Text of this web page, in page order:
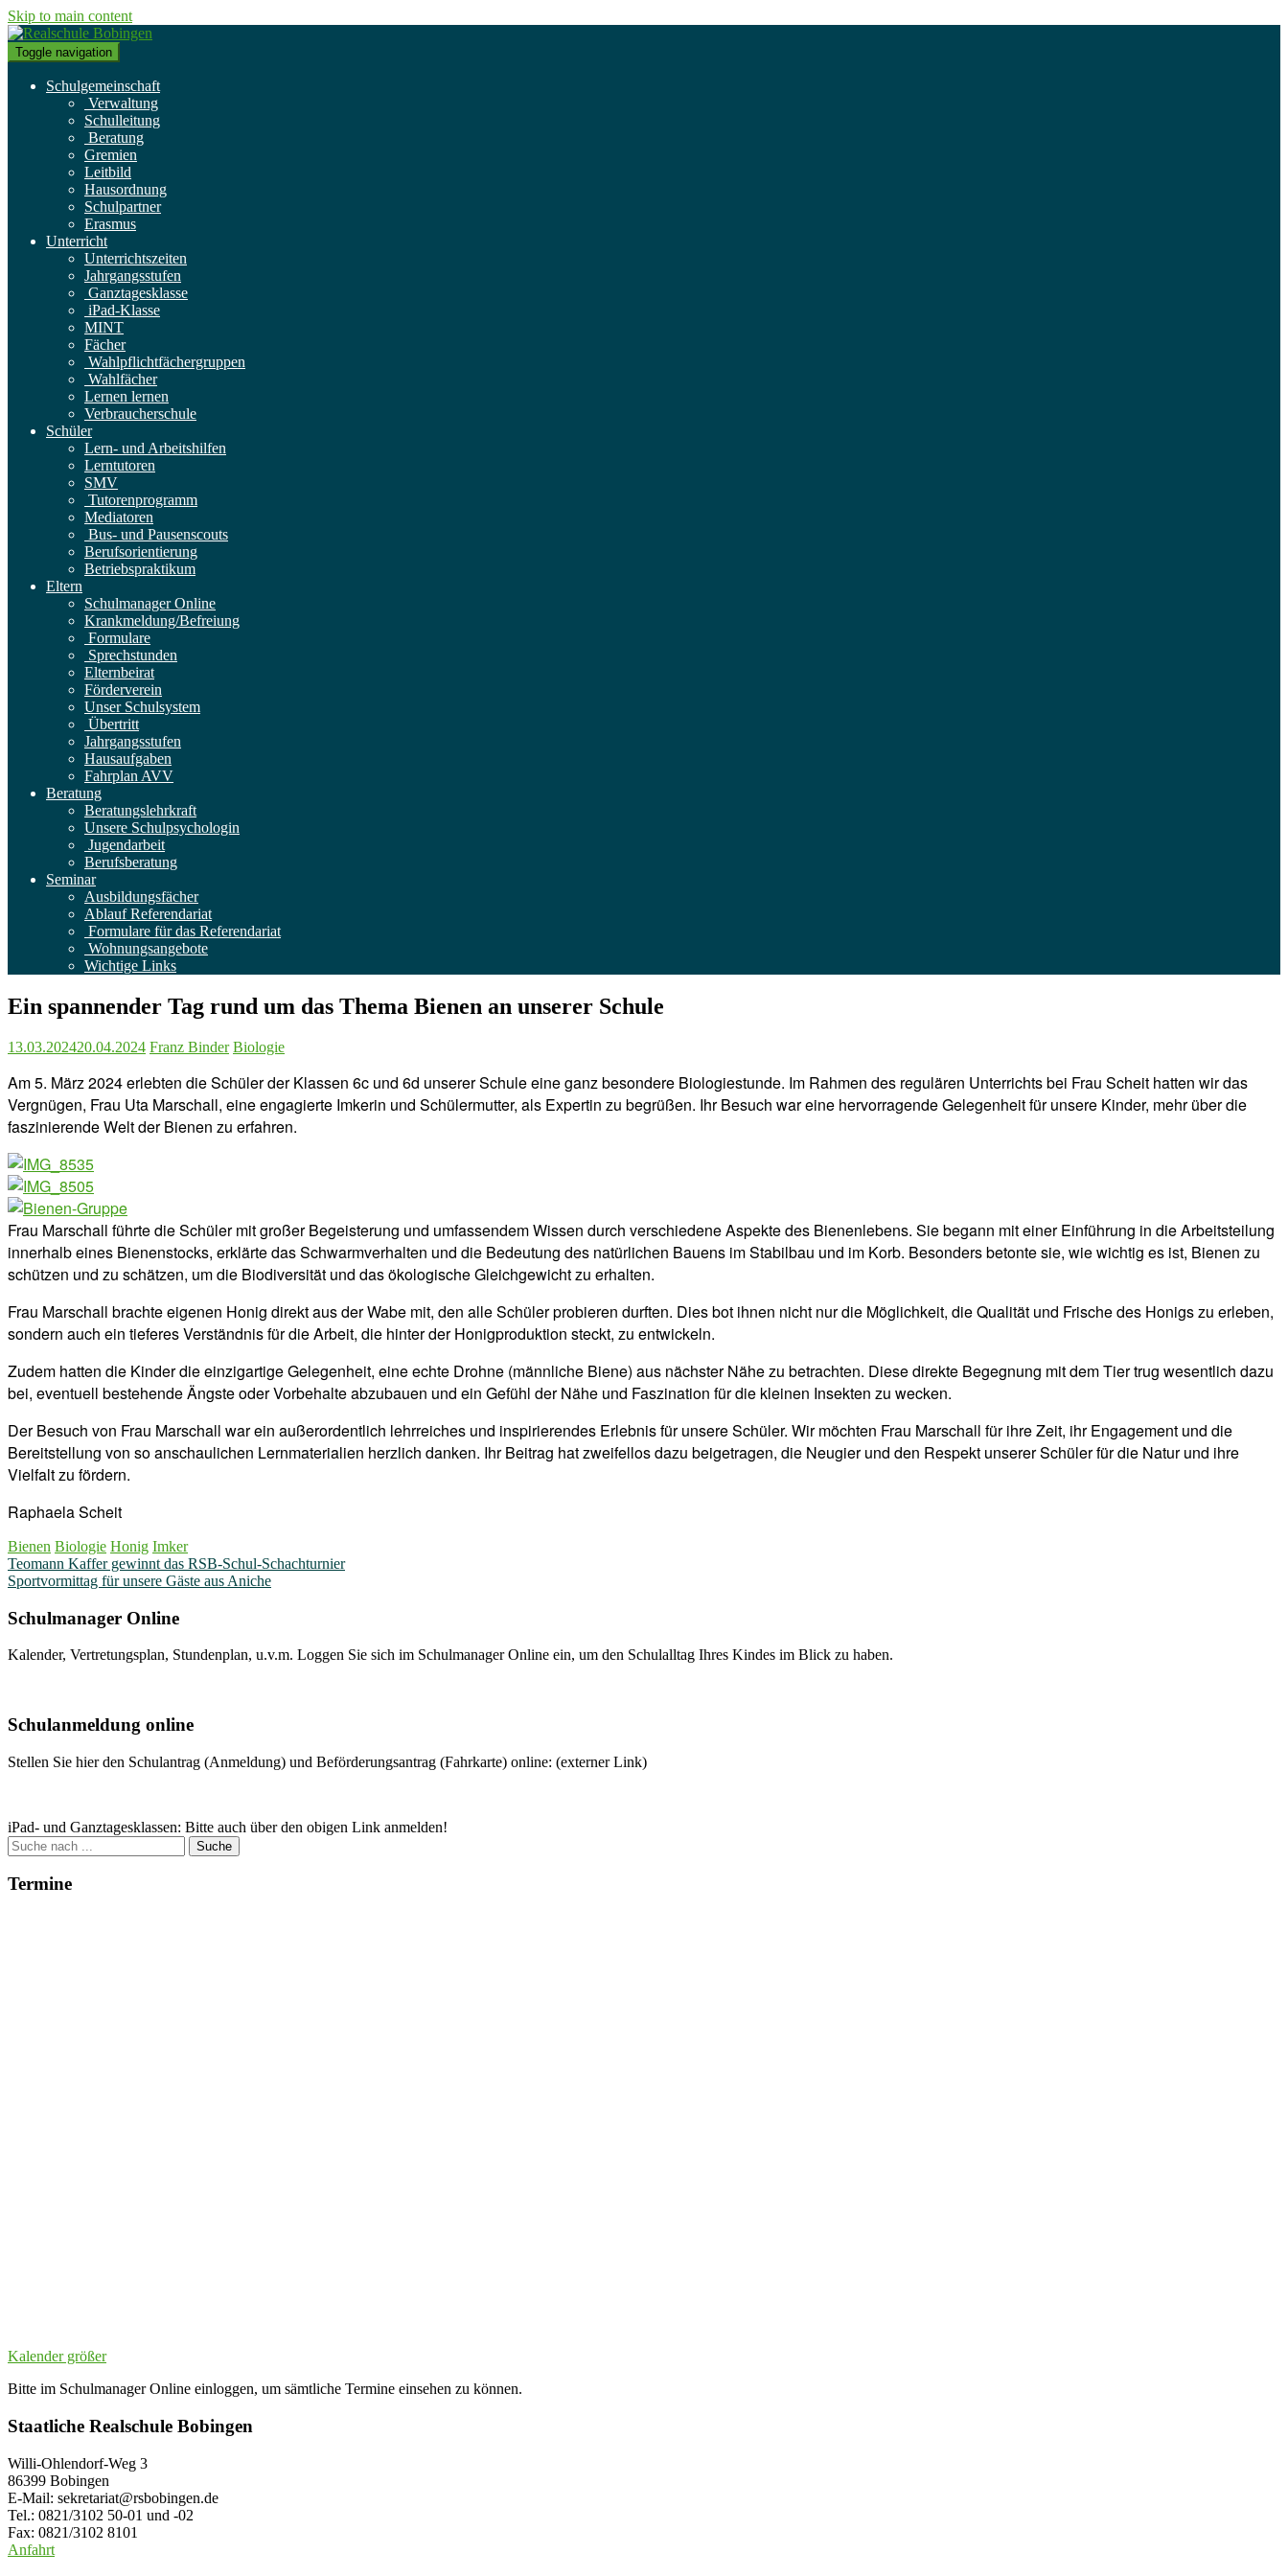
Skip to main content
Toggle navigation
Schulgemeinschaft
Verwaltung
Schulleitung
Beratung
Gremien
Leitbild
Hausordnung
Schulpartner
Erasmus
Unterricht
Unterrichtszeiten
Jahrgangsstufen
Ganztagesklasse
iPad-Klasse
MINT
Fächer
Wahlpflichtfächergruppen
Wahlfächer
Lernen lernen
Verbraucherschule
Schüler
Lern- und Arbeitshilfen
Lerntutoren
SMV
Tutorenprogramm
Mediatoren
Bus- und Pausenscouts
Berufsorientierung
Betriebspraktikum
Eltern
Schulmanager Online
Krankmeldung/Befreiung
Formulare
Sprechstunden
Elternbeirat
Förderverein
Unser Schulsystem
Übertritt
Jahrgangsstufen
Hausaufgaben
Fahrplan AVV
Beratung
Beratungslehrkraft
Unsere Schulpsychologin
Jugendarbeit
Berufsberatung
Seminar
Ausbildungsfächer
Ablauf Referendariat
Formulare für das Referendariat
Wohnungsangebote
Wichtige Links
Ein spannender Tag rund um das Thema Bienen an unserer Schule
13.03.202420.04.2024 Franz Binder Biologie
Am 5. März 2024 erlebten die Schüler der Klassen 6c und 6d unserer Schule eine ganz besondere Biologiestunde. Im Rahmen des regulären Unterrichts bei Frau Scheit hatten wir das
Vergnügen, Frau Uta Marschall, eine engagierte Imkerin und Schülermutter, als Expertin zu begrüßen. Ihr Besuch war eine hervorragende Gelegenheit für unsere Kinder, mehr über die
faszinierende Welt der Bienen zu erfahren.
Frau Marschall führte die Schüler mit großer Begeisterung und umfassendem Wissen durch verschiedene Aspekte des Bienenlebens. Sie begann mit einer Einführung in die Arbeitsteilung
innerhalb eines Bienenstocks, erklärte das Schwarmverhalten und die Bedeutung des natürlichen Bauens im Stabilbau und im Korb. Besonders betonte sie, wie wichtig es ist, Bienen zu
schützen und zu schätzen, um die Biodiversität und das ökologische Gleichgewicht zu erhalten.
Frau Marschall brachte eigenen Honig direkt aus der Wabe mit, den alle Schüler probieren durften. Dies bot ihnen nicht nur die Möglichkeit, die Qualität und Frische des Honigs zu erleben,
sondern auch ein tieferes Verständnis für die Arbeit, die hinter der Honigproduktion steckt, zu entwickeln.
Zudem hatten die Kinder die einzigartige Gelegenheit, eine echte Drohne (männliche Biene) aus nächster Nähe zu betrachten. Diese direkte Begegnung mit dem Tier trug wesentlich dazu
bei, eventuell bestehende Ängste oder Vorbehalte abzubauen und ein Gefühl der Nähe und Faszination für die kleinen Insekten zu wecken.
Der Besuch von Frau Marschall war ein außerordentlich lehrreiches und inspirierendes Erlebnis für unsere Schüler. Wir möchten Frau Marschall für ihre Zeit, ihr Engagement und die
Bereitstellung von so anschaulichen Lernmaterialien herzlich danken. Ihr Beitrag hat zweifellos dazu beigetragen, die Neugier und den Respekt unserer Schüler für die Natur und ihre
Vielfalt zu fördern.
Raphaela Scheit
Bienen Biologie Honig Imker
Beitragsnavigation
Teomann Kaffer gewinnt das RSB-Schul-Schachturnier
Sportvormittag für unsere Gäste aus Aniche
Schulmanager Online
Kalender, Vertretungsplan, Stundenplan, u.v.m. Loggen Sie sich im Schulmanager Online ein, um den Schulalltag Ihres Kindes im Blick zu haben.
Schulanmeldung online
Stellen Sie hier den Schulantrag (Anmeldung) und Beförderungsantrag (Fahrkarte) online: (externer Link)
iPad- und Ganztagesklassen: Bitte auch über den obigen Link anmelden!
Suche
nach:
Termine
Kalender größer
Bitte im Schulmanager Online einloggen, um sämtliche Termine einsehen zu können.
Staatliche Realschule Bobingen
Willi-Ohlendorf-Weg 3
86399 Bobingen
E-Mail: sekretariat@rsbobingen.de
Tel.: 0821/3102 50-01 und -02
Fax: 0821/3102 8101
Anfahrt